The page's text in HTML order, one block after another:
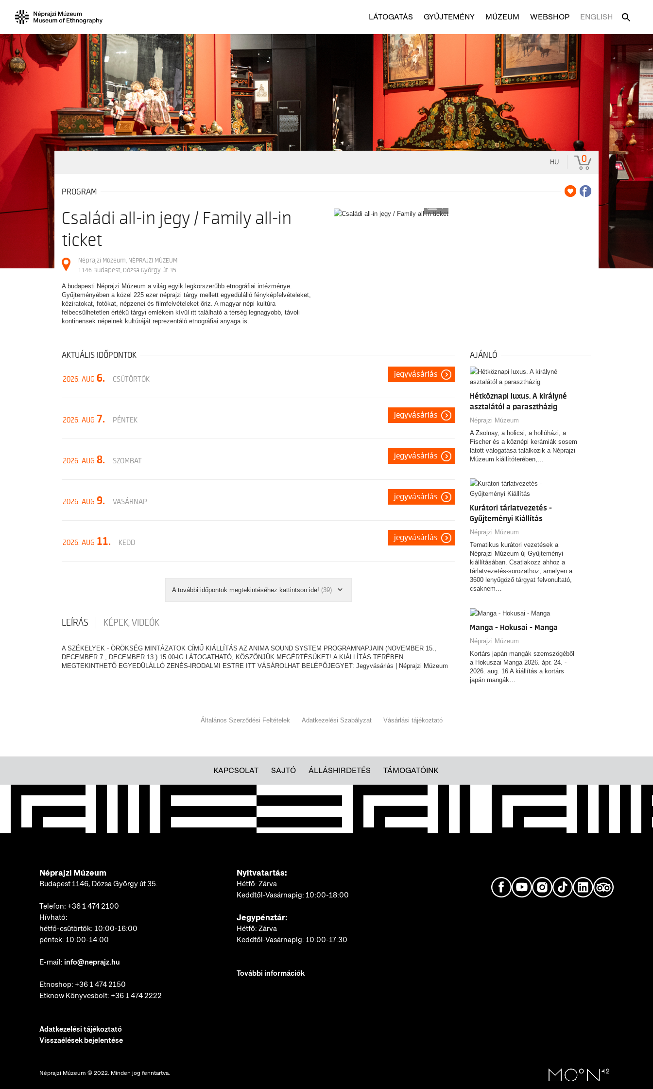
LÁTOGATÁS GYŰJTEMÉNY MÚZEUM WEBSHOP ENGLISH
HU 0
PROGRAM
7
Családi all-in jegy / Family all-in
ticket
Néprajzi Múzeum, NÉPRAJZI MÚZEUM
1146 Budapest, Dózsa György út 35.
A budapesti Néprajzi Múzeum a világ egyik legkorszerűbb etnográfiai intézménye.
Gyűjteményében a közel 225 ezer néprajzi tárgy mellett egyedülálló fényképfelvételeket,
kéziratokat, fotókat, népzenei és filmfelvételeket őriz. A magyar népi kultúra
felbecsülhetetlen értékű tárgyi emlékein kívül itt található a térség legnagyobb, távoli
kontinensek népeinek kultúráját reprezentáló etnográfiai anyaga is.
AKTUÁLIS IDŐPONTOK
2026. AUG 6. CSÜTÖRTÖK
jegyvásárlás
2026. AUG 7. PÉNTEK
jegyvásárlás
2026. AUG 8. SZOMBAT
jegyvásárlás
2026. AUG 9. VASÁRNAP
jegyvásárlás
2026. AUG 11. KEDD
jegyvásárlás
A további időpontok megtekintéséhez kattintson ide! (39)
LEÍRÁS KÉPEK, VIDEÓK
A SZÉKELYEK - ÖRÖKSÉG MINTÁZATOK CÍMŰ KIÁLLÍTÁS AZ ANIMA SOUND SYSTEM PROGRAMNAPJAIN (NOVEMBER 15.,
DECEMBER 7., DECEMBER 13.) 15:00-IG LÁTOGATHATÓ, KÖSZÖNJÜK MEGÉRTÉSÜKET! A KIÁLLÍTÁS TERÉBEN
MEGTEKINTHETŐ EGYEDÜLÁLLÓ ZENÉS-IRODALMI ESTRE ITT VÁSÁROLHAT BELÉPŐJEGYET: Jegyvásárlás | Néprajzi Múzeum
AJÁNLÓ
Hétköznapi luxus. A királyné
asztalától a parasztházig
Néprajzi Múzeum
A Zsolnay, a holicsi, a hollóházi, a
Fischer és a köznépi kerámiák sosem
látott válogatása találkozik a Néprajzi
Múzeum kiállítóterében,…
Kurátori tárlatvezetés -
Gyűjteményi Kiállítás
Néprajzi Múzeum
Tematikus kurátori vezetések a
Néprajzi Múzeum új Gyűjteményi
kiállításában. Csatlakozz ahhoz a
tárlatvezetés-sorozathoz, amelyen a
3600 lenyűgöző tárgyat felvonultató,
csaknem…
Manga - Hokusai - Manga
Néprajzi Múzeum
Kortárs japán mangák szemszögéből
a Hokuszai Manga 2026. ápr. 24. -
2026. aug. 16 A kiállítás a kortárs
japán mangák…
Általános Szerződési Feltételek Adatkezelési Szabályzat Vásárlási tájékoztató
KAPCSOLAT SAJTÓ ÁLLÁSHIRDETÉS TÁMOGATÓINK
Néprajzi Múzeum
Budapest 1146, Dózsa György út 35.
Telefon: +36 1 474 2100
Hívható:
hétfő-csütörtök: 10:00-16:00
péntek: 10:00-14:00
E-mail: info@neprajz.hu
Etnoshop: +36 1 474 2150
Etknow Könyvesbolt: +36 1 474 2222
Adatkezelési tájékoztató
Visszaélések bejelentése
Nyitvatartás:
Hétfő: Zárva
Keddtől-Vasárnapig: 10:00-18:00
Jegypénztár:
Hétfő: Zárva
Keddtől-Vasárnapig: 10:00-17:30
További információk
Néprajzi Múzeum © 2022. Minden jog fenntartva.